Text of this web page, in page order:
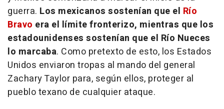
guerra. Los mexicanos sostenían que el Río
Bravo era el límite fronterizo, mientras que los
estadounidenses sostenían que el Río Nueces
lo marcaba. Como pretexto de esto, los Estados
Unidos enviaron tropas al mando del general
Zachary Taylor para, según ellos, proteger al
pueblo texano de cualquier ataque.